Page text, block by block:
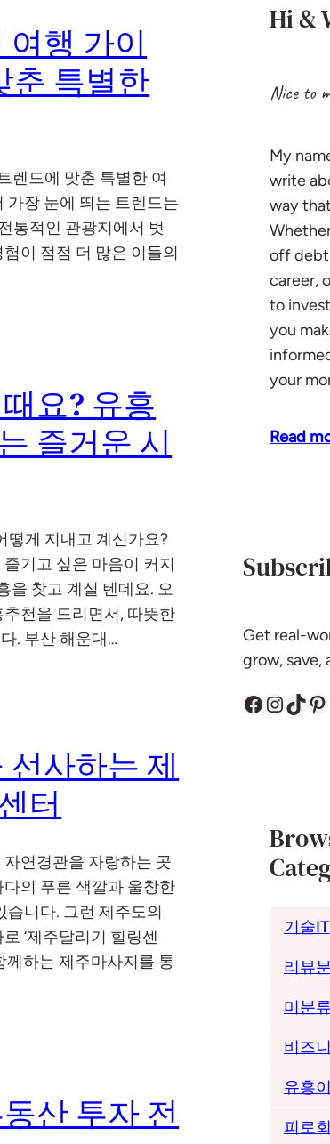
행 가이
춘 특별한
렌드에 맞춘 특별한 여
가장 눈에 띄는 트렌드는
통적인 관광지에서 벗
이 점점 더 많은 이들의
요? 유흥
즐거운 시
떻게 지내고 계신가요?
기고 싶은 마음이 커지
을 찾고 계실 텐데요. 오
천을 드리면서, 따뜻한
. 부산 해운대…
사하는 제
터
연경관을 자랑하는 곳
의 푸른 색깔과 울창한
습니다. 그런 제주도의
‘제주달리기 힐링센
께하는 제주마사지를 통
산 투자 전
Hi &
Nice to
My
write
way
off
career,
to
you
your
Read
Get real-
grow, save,
Facebook Instagram TikTok Pinterest
기술IT
리뷰
미분류
비즈
유흥
피로